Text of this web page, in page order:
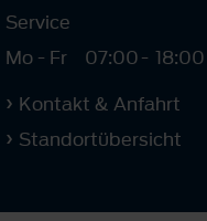
Service
Mo - Fr
07:00- 18:00
Kontakt & Anfahrt
Standortübersicht